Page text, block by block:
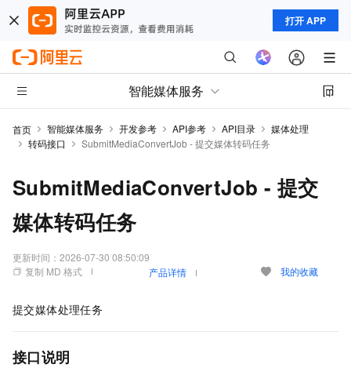
打开 APP
智能媒体服务
首页 智能媒体服务 开发参考 API参考 API目录
媒体处理
转码接口
SubmitMediaConvertJob - 提交媒体转码任务
SubmitMediaConvertJob - 提交
媒体转码任务
更新时间： 2026-07-30 08:50:09
复制 MD 格式
产品详情 我的收藏
提交媒体处理任务
接口说明